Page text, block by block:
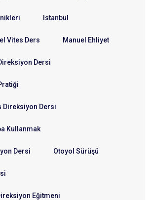
Istanbul
Vites Ders Manuel Ehliyet
Dersi
Direksiyon Dersi
Kullanmak
Dersi Otoyol Sürüşü
Eğitmeni